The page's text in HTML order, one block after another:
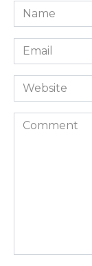
Name
*
Email
*
Website
Comment